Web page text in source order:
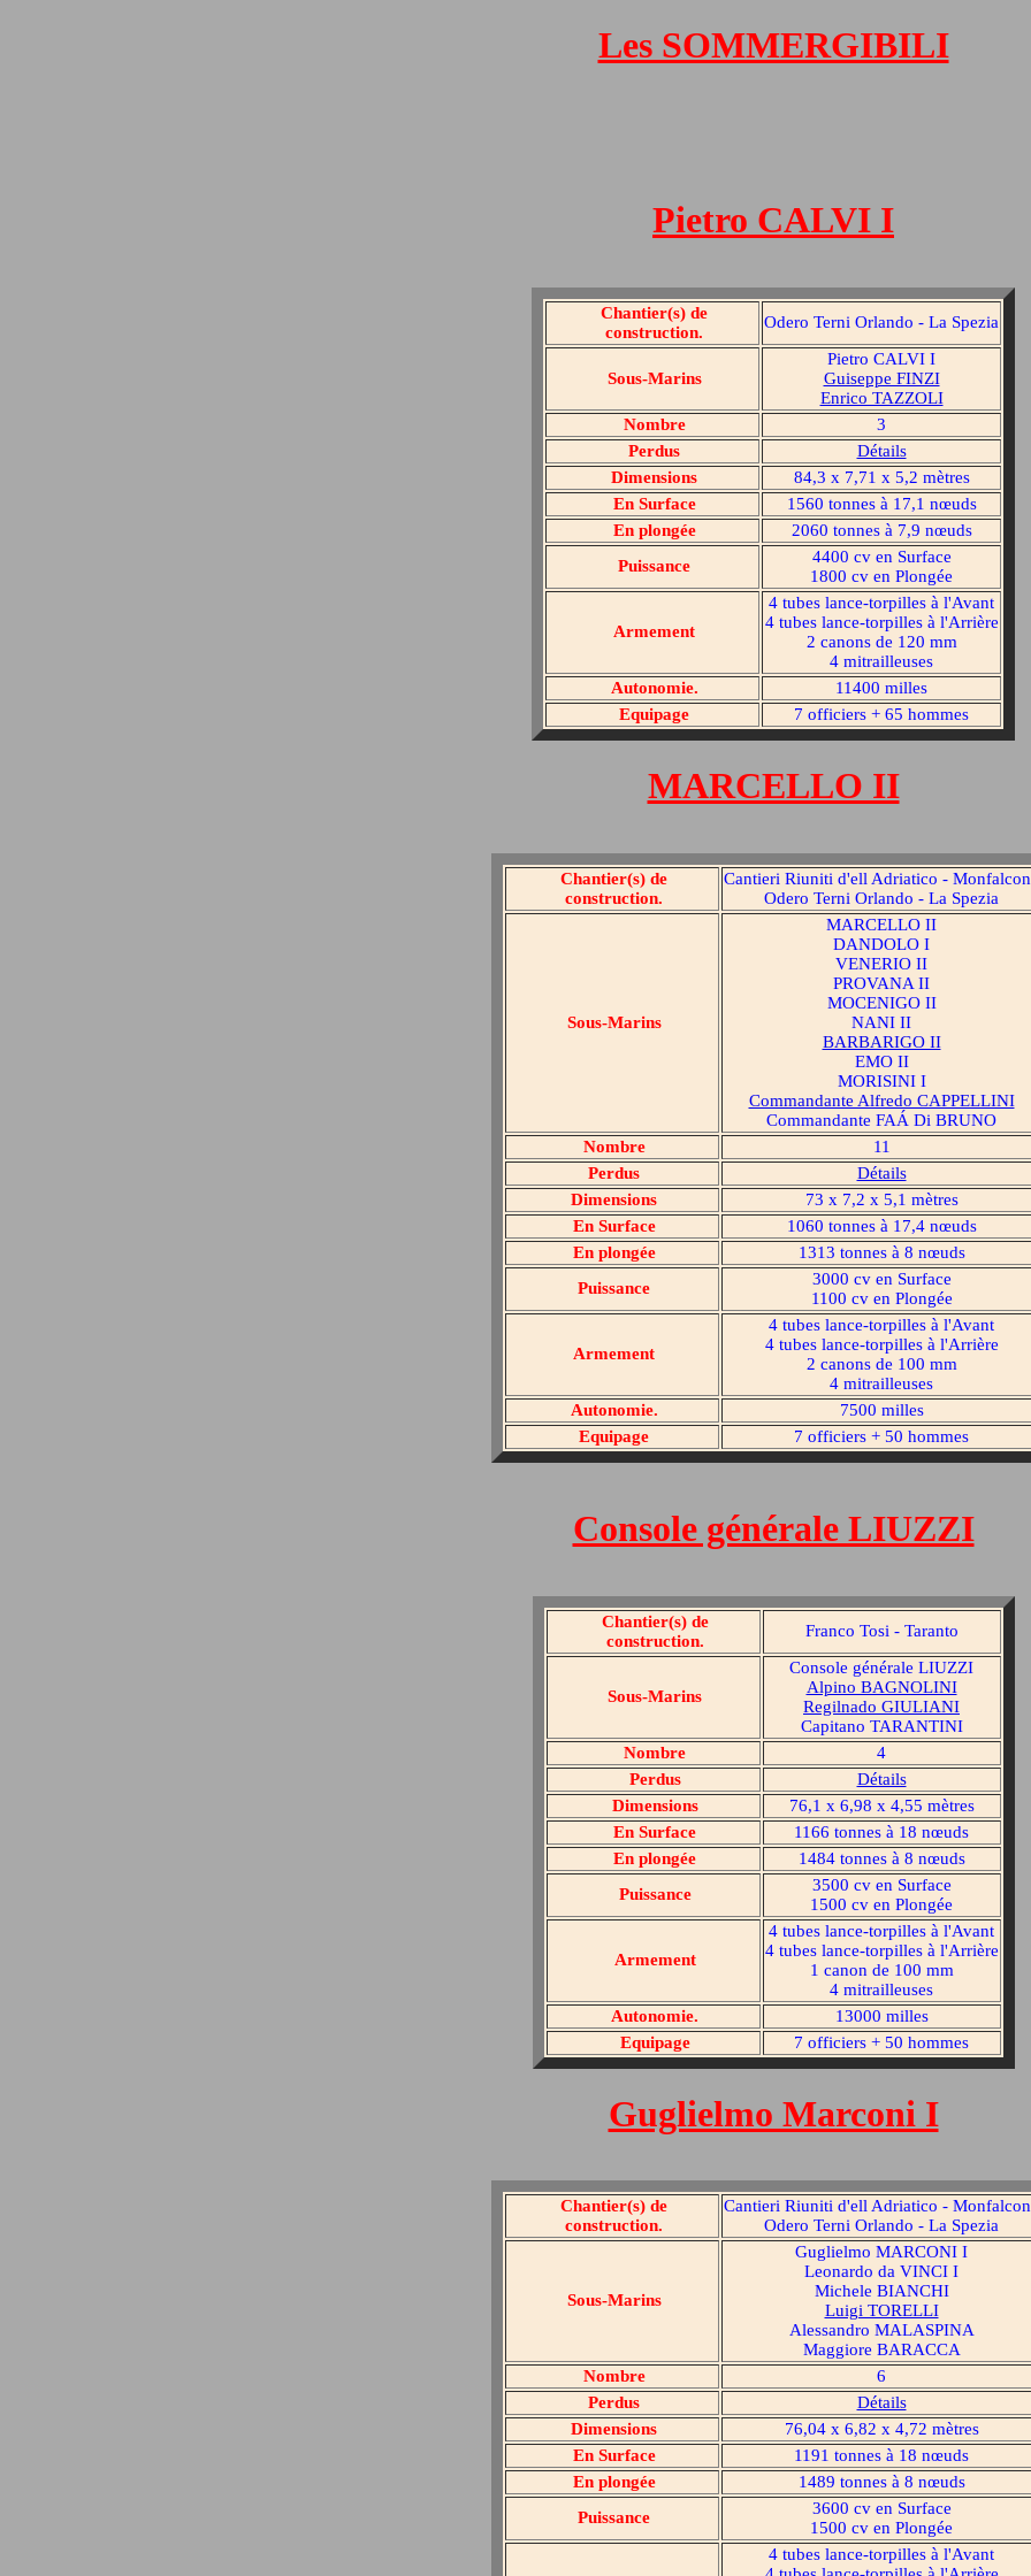
Les SOMMERGIBILI
Pietro CALVI I
Chantier(s) de
construction.
Odero Terni Orlando - La Spezia
Sous-Marins
Pietro CALVI I
Guiseppe FINZI
Enrico TAZZOLI
Nombre
3
Perdus
Détails
Dimensions
84,3 x 7,71 x 5,2 mètres
En Surface
1560 tonnes à 17,1 nœuds
En plongée
2060 tonnes à 7,9 nœuds
Puissance
4400 cv en Surface
1800 cv en Plongée
Armement
4 tubes lance-torpilles à l'Avant
4 tubes lance-torpilles à l'Arrière
2 canons de 120 mm
4 mitrailleuses
Autonomie.
11400 milles
Equipage
7 officiers + 65 hommes
MARCELLO II
Chantier(s) de
construction.
Cantieri Riuniti d'ell Adriatico -
Odero Terni Orlando - La Spezia
Sous-Marins
MARCELLO II
DANDOLO I
VENERIO II
PROVANA II
MOCENIGO II
NANI II
BARBARIGO II
EMO II
MORISINI I
Commandante Alfredo CAPPELLINI
Commandante FAÁ Di BRUNO
Nombre
11
Perdus
Détails
Dimensions
73 x 7,2 x 5,1 mètres
En Surface
1060 tonnes à 17,4 nœuds
En plongée
1313 tonnes à 8 nœuds
Puissance
3000 cv en Surface
1100 cv en Plongée
Armement
4 tubes lance-torpilles à l'Avant
4 tubes lance-torpilles à l'Arrière
2 canons de 100 mm
4 mitrailleuses
Autonomie.
7500 milles
Equipage
7 officiers + 50 hommes
Console générale LIUZZI
Chantier(s) de
construction.
Franco Tosi - Taranto
Sous-Marins
Console générale LIUZZI
Alpino BAGNOLINI
Regilnado GIULIANI
Capitano TARANTINI
Nombre
4
Perdus
Détails
Dimensions
76,1 x 6,98 x 4,55 mètres
En Surface
1166 tonnes à 18 nœuds
En plongée
1484 tonnes à 8 nœuds
Puissance
3500 cv en Surface
1500 cv en Plongée
Armement
4 tubes lance-torpilles à l'Avant
4 tubes lance-torpilles à l'Arrière
1 canon de 100 mm
4 mitrailleuses
Autonomie.
13000 milles
Equipage
7 officiers + 50 hommes
Guglielmo Marconi I
Chantier(s) de
construction.
Cantieri Riuniti d'ell Adriatico -
Odero Terni Orlando - La Spezia
Sous-Marins
Guglielmo MARCONI I
Leonardo da VINCI I
Michele BIANCHI
Luigi TORELLI
Alessandro MALASPINA
Maggiore BARACCA
Nombre
6
Perdus
Détails
Dimensions
76,04 x 6,82 x 4,72 mètres
En Surface
1191 tonnes à 18 nœuds
En plongée
1489 tonnes à 8 nœuds
Puissance
3600 cv en Surface
1500 cv en Plongée
4 tubes lance-torpilles à l'Avant